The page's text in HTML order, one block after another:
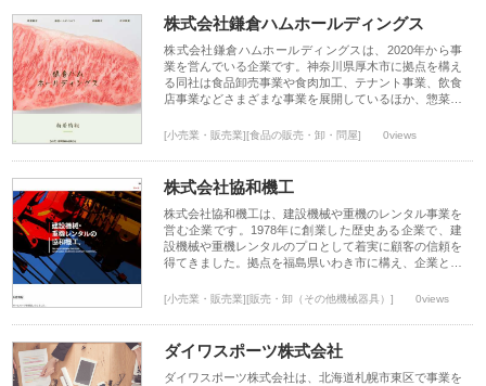
株式会社鎌倉ハムホールディングス
株式会社鎌倉ハムホールディングスは、2020年から事
業を営んでいる企業です。神奈川県厚木市に拠点を構え
る同社は食品卸売事業や食肉加工、テナント事業、飲食
店事業などさまざまな事業を展開しているほか、惣菜…
[小売業・販売業][食品の販売・卸・問屋] 0views
株式会社協和機工
株式会社協和機工は、建設機械や重機のレンタル事業を
営む企業です。1978年に創業した歴史ある企業で、建
設機械や重機レンタルのプロとして着実に顧客の信頼を
得てきました。拠点を福島県いわき市に構え、企業と…
[小売業・販売業][販売・卸（その他機械器具）] 0views
ダイワスポーツ株式会社
ダイワスポーツ株式会社は、北海道札幌市東区で事業を